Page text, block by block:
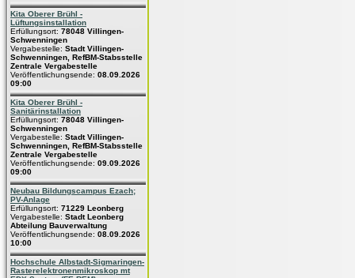
Kita Oberer Brühl -
Lüftungsinstallation
Erfüllungsort: 78048 Villingen-
Schwenningen
Vergabestelle: Stadt Villingen-
Schwenningen, RefBM-Stabsstelle
Zentrale Vergabestelle
Veröffentlichungsende: 08.09.2026
09:00
Kita Oberer Brühl -
Sanitärinstallation
Erfüllungsort: 78048 Villingen-
Schwenningen
Vergabestelle: Stadt Villingen-
Schwenningen, RefBM-Stabsstelle
Zentrale Vergabestelle
Veröffentlichungsende: 09.09.2026
09:00
Neubau Bildungscampus Ezach;
PV-Anlage
Erfüllungsort: 71229 Leonberg
Vergabestelle: Stadt Leonberg
Abteilung Bauverwaltung
Veröffentlichungsende: 08.09.2026
10:00
Hochschule Albstadt-Sigmaringen-
Rasterelektronenmikroskop mt